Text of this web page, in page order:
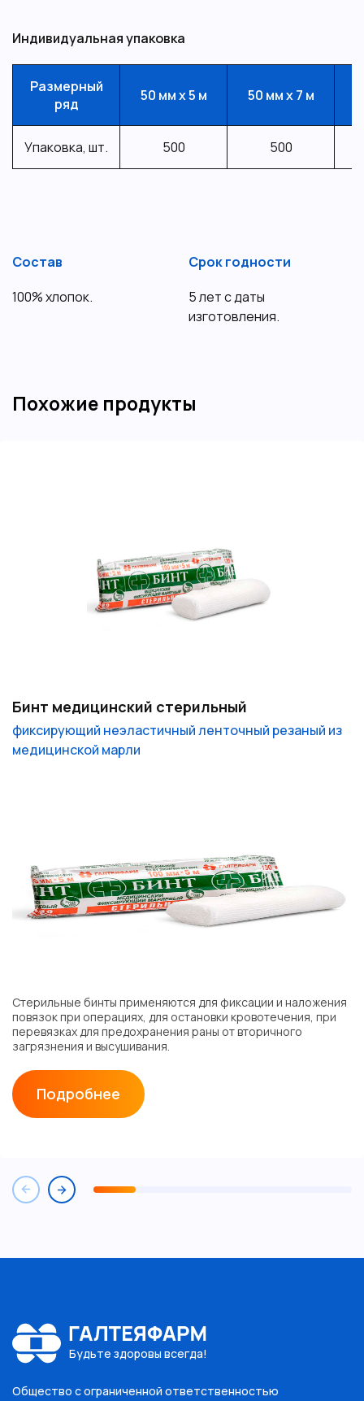
Индивидуальная упаковка
Размерный
ряд
50 мм х 5 м 50 мм х 7 м
Упаковка, шт. 500 500
Состав
100% хлопок.
Срок годности
5 лет с даты
изготовления.
Похожие продукты
Бинт медицинский стерильный
фиксирующий неэластичный ленточный резаный из
медицинской марли
Стерильные бинты применяются для фиксации и наложения
повязок при операциях, для остановки кровотечения, при
перевязках для предохранения раны от вторичного
загрязнения и высушивания.
Подробнее
Будьте здоровы всегда!
Общество с ограниченной ответственностью